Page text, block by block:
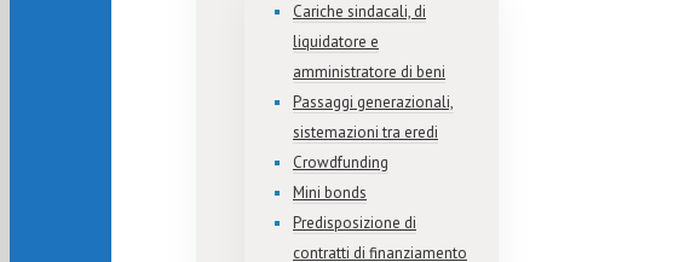
Cariche sindacali, di
liquidatore e
amministratore di beni
Passaggi generazionali,
sistemazioni tra eredi
Crowdfunding
Mini bonds
Predisposizione di
contratti di finanziamento